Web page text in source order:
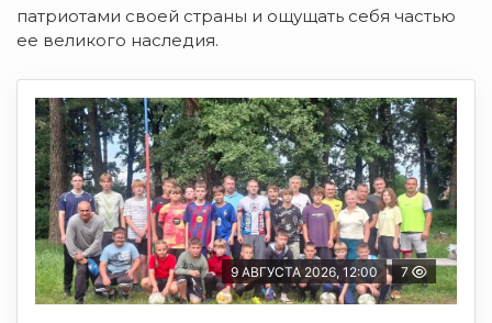
патриотами своей страны и ощущать себя частью
ее великого наследия.
9 АВГУСТА 2026, 12:00 7